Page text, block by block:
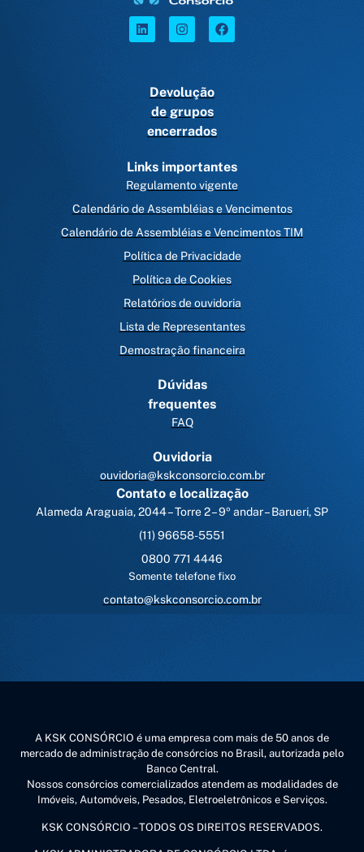
Devolução
de grupos
encerrados
Links importantes
Regulamento vigente
Calendário de Assembléias e Vencimentos
Calendário de Assembléias e Vencimentos TIM
Política de Privacidade
Política de Cookies
Relatórios de ouvidoria
Lista de Representantes
Demostração financeira
Dúvidas
frequentes
FAQ
Ouvidoria
ouvidoria@kskconsorcio.com.br
Contato e localização
Alameda Araguaia, 2044 – Torre 2 – 9º andar – Barueri, SP
(11) 96658-5551
0800 771 4446
Somente telefone fixo
contato@kskconsorcio.com.br
A KSK CONSÓRCIO é uma empresa com mais de 50 anos de
mercado de administração de consórcios no Brasil, autorizada pelo
Banco Central.
Nossos consórcios comercializados atendem as modalidades de
Imóveis, Automóveis, Pesados, Eletroeletrônicos e Serviços.
KSK CONSÓRCIO – TODOS OS DIREITOS RESERVADOS.